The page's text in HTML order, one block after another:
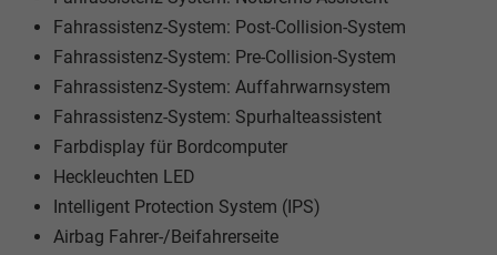
Fahrassistenz-System: Post-Collision-System
Fahrassistenz-System: Pre-Collision-System
Fahrassistenz-System: Auffahrwarnsystem
Fahrassistenz-System: Spurhalteassistent
Farbdisplay für Bordcomputer
Heckleuchten LED
Intelligent Protection System (IPS)
Airbag Fahrer-/Beifahrerseite